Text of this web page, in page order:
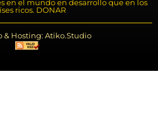
en el mundo en desarrollo que en los
ricos. DONAR
& Hosting: Atiko.Studio